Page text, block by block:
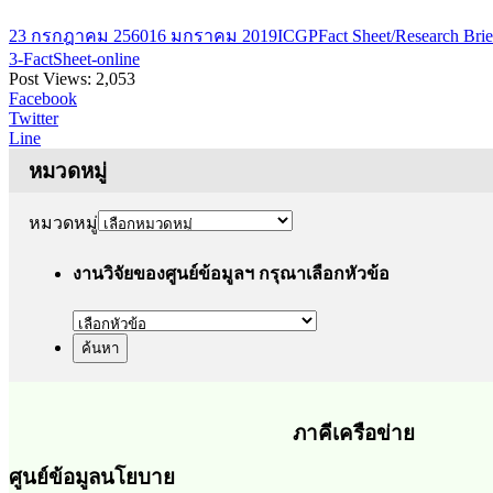
23 กรกฎาคม 256016 มกราคม 2019ICGPFact Sheet/Research
3-FactSheet-online
Post Views: 2,053
Facebook
Twitter
Line
หมวดหมู่
หมวดหมู่
งานวิจัยของศูนย์ข้อมูลฯ กรุณาเลือกหัวข้อ
ศูนย์ข้อมูลนโยบาย
ภาคีเครือข่าย